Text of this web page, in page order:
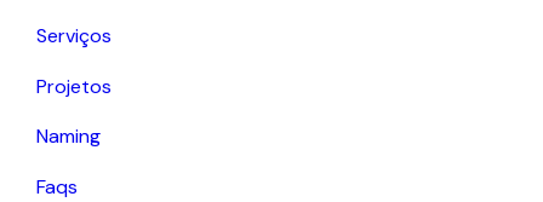
Serviços
Projetos
Naming
Faqs